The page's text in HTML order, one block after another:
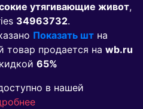
утягивающие живот,
34963732.
Показать шт на
товар продается на wb.ru
65%
в нашей